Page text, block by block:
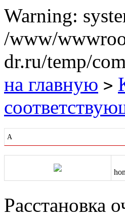
Warning:
/www/
dr.ru/temp/
на главную >
A
Расстановка